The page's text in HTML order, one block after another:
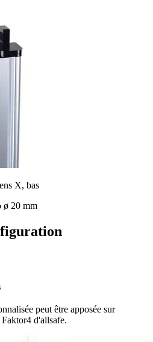
X, bas
ø 20 mm
peut être apposée sur
d'allsafe.